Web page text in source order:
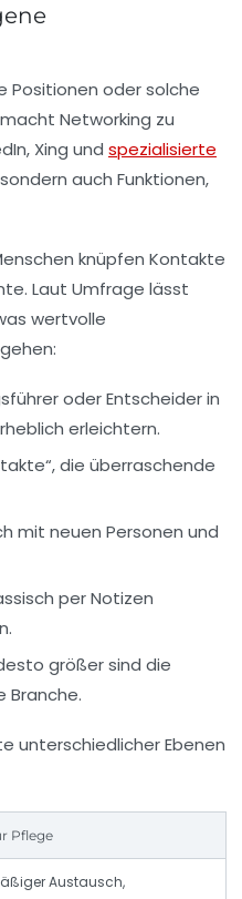
Positionen oder solche
Networking zu
, Xing und spezialisierte
auch Funktionen,
knüpfen Kontakte
Laut Umfrage lässt
wertvolle
oder Entscheider in
erleichtern.
die überraschende
mit neuen Personen und
per Notizen
größer sind die
Branche.
unterschiedlicher Ebenen
Pflege
Austausch,